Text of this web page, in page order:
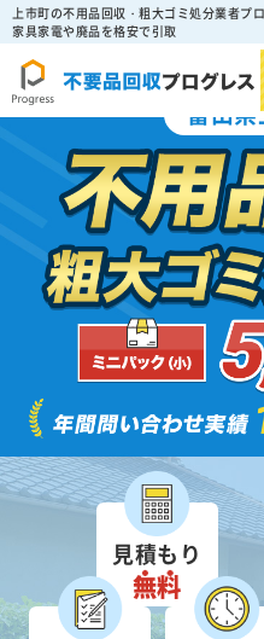
上市町の不用品回収・粗大ゴミ処分業者プ
家具家電や廃品を格安で引取
富山
見積もり
無料